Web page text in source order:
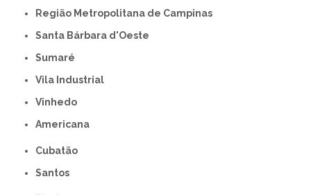
Região Metropolitana de Campinas
Santa Bárbara d'Oeste
Sumaré
Vila Industrial
Vinhedo
americana
Cubatão
Santos